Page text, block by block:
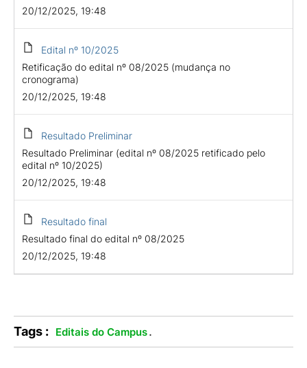
20/12/2025, 19:48
Edital nº 10/2025
Retificação do edital nº 08/2025 (mudança no
cronograma)
20/12/2025, 19:48
Resultado Preliminar
Resultado Preliminar (edital nº 08/2025 retificado pelo
edital nº 10/2025)
20/12/2025, 19:48
Resultado final
Resultado final do edital nº 08/2025
20/12/2025, 19:48
Tags : Editais do Campus.